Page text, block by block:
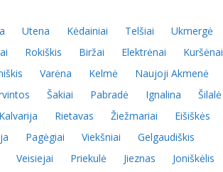
Utena Kėdainiai Telšiai
Ukmergė
Rokiškis Biržai Elektrėnai
Kuršėnai
Varėna Kelmė
Naujoji Akmenė
Šakiai Pabradė Ignalina
Šilalė
Kalvarija Rietavas Žiežmariai
Eišiškės
Pagėgiai Viekšniai
Gelgaudiškis
Veisiejai Priekulė Jieznas
Joniškėlis